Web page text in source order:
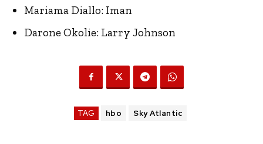
Mariama Diallo: Iman
Darone Okolie: Larry Johnson
TAG hbo Sky Atlantic